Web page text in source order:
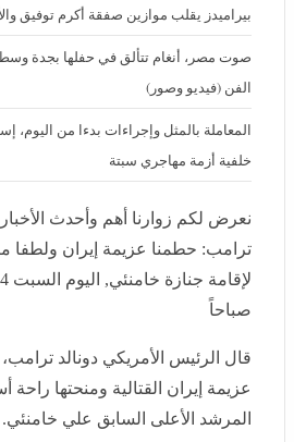
إقرأ ايضا
شيرين عبد الوهاب لجمهورها: "الدنيا من
مصر"
بعد كارنيه "فتاة أوبر"، اجتماع عاجل لنقابة
لبحث أزمة "الكيانات الوهمية"
بيراميدز يقلب موازين صفقة أكرم توفيق
صوت مصر، أنغام تتألق في حفلها بجدة وسط
(فيديو وصور)
المعاملة بالمثل وإجراءات بدءا من اليوم،
خلفية أزمة مهاجري سبتة